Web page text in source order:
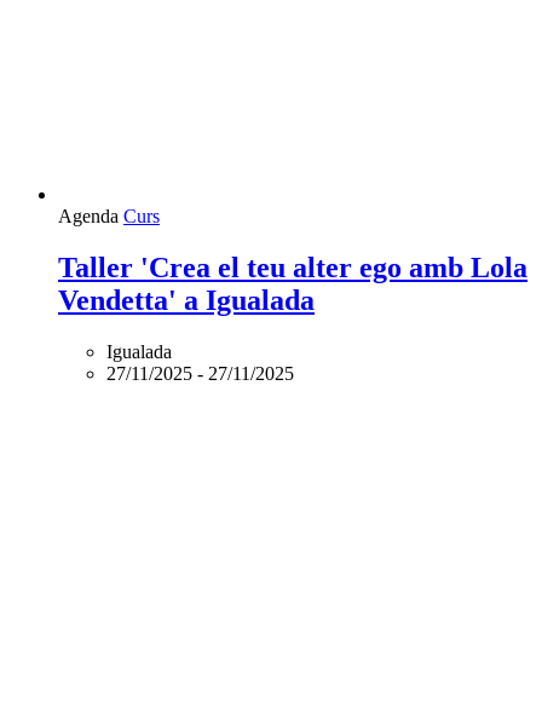
Agenda Curs
Taller 'Crea el teu alter ego amb Lola
Vendetta' a Igualada
Igualada
27/11/2025 - 27/11/2025